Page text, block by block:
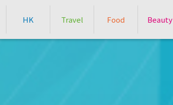
HK Travel Food Beauty